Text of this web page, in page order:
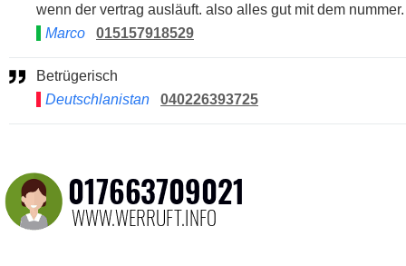
wenn der vertrag ausläuft. also alles gut mit dem nummer.
Marco
015157918529
Betrügerisch
Deutschlanistan
040226393725